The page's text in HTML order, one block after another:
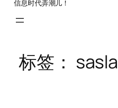
信息时代弄潮儿！
标签：